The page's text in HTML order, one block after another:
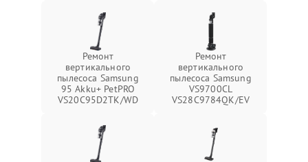
Ремонт
вертикального
пылесоса Samsung
95 Akku+ PetPRO
VS20C95D2TK/WD
Ремонт
вертикального
пылесоса Samsung
VS9700CL
VS28C9784QK/EV